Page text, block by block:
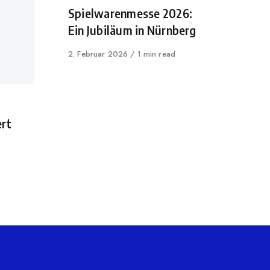
Spielwarenmesse 2026:
Ein Jubiläum in Nürnberg
Published
2. Februar 2026 1 min read